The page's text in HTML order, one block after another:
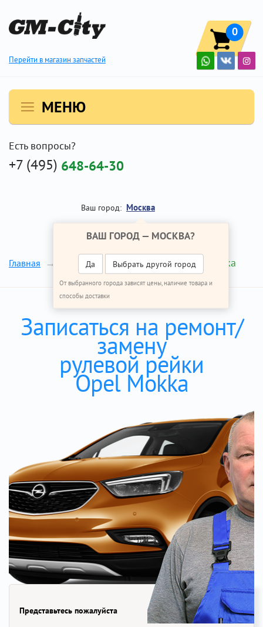
Перейти в магазин запчастей
0
МЕНЮ
Есть вопросы?
+7 (495) 648-64-30
Ваш город: Москва
ВАШ ГОРОД — МОСКВА?
Да Выбрать другой город
От выбранного города зависят цены, наличие товара и
способы доставки
Главная Ремонт Опель Мокка Рулевая рейка
Записаться на ремонт/
замену
рулевой рейки
Opel Mokka
Представьтесь пожалуйста